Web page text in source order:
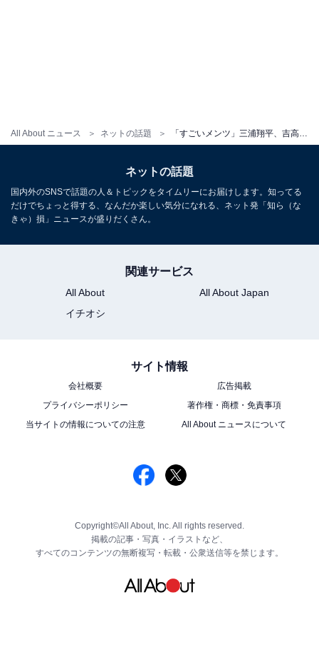
All About ニュース ネットの話題
ネットの話題
国内外のSNSで話題の人＆トピックをタイムリーにお届けします。知ってる
だけでちょっと得する、なんだか楽しい気分になれる、ネット発「知ら（な
きゃ）損」ニュースが盛りだくさん。
関連サービス
All About
All About Japan
イチオシ
サイト情報
会社概要
広告掲載
プライバシーポリシー
著作権・商標・免責事項
当サイトの情報についての注意
All About ニュースについて
Copyright©All About, Inc. All rights reserved.
掲載の記事・写真・イラストなど、
すべてのコンテンツの無断複写・転載・公衆送信等を禁じます。